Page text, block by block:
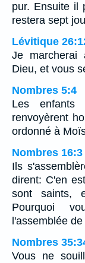
pur. Ensuite il
restera sept
Lévitique
Je
Dieu, et vous
Nombres 5:4
Les
renvoyèrent
ordonné à
Nombres 16:3
Ils
dirent: C'en
sont saints,
Pourquoi
l'assemblée
Nombres
Vous ne